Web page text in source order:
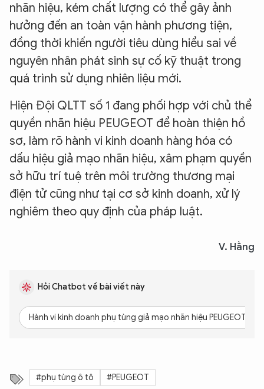
nhãn hiệu, kém chất lượng có thể gây ảnh
hưởng đến an toàn vận hành phương tiện,
đồng thời khiến người tiêu dùng hiểu sai về
nguyên nhân phát sinh sự cố kỹ thuật trong
quá trình sử dụng nhiên liệu mới.
Hiện Đội QLTT số 1 đang phối hợp với chủ thể
quyền nhãn hiệu PEUGEOT để hoàn thiện hồ
sơ, làm rõ hành vi kinh doanh hàng hóa có
dấu hiệu giả mạo nhãn hiệu, xâm phạm quyền
sở hữu trí tuệ trên môi trường thương mại
điện tử cũng như tại cơ sở kinh doanh, xử lý
nghiêm theo quy định của pháp luật.
V. Hằng
Hỏi Chatbot về bài viết này
Hành vi kinh doanh phụ tùng giả mạo nhãn hiệu PEUGEOT bị
#phụ tùng ô tô #PEUGEOT